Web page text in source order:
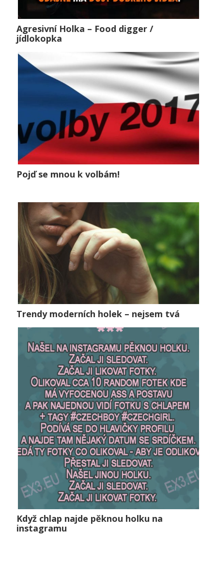
Agresivní Holka – Food digger / jídlokopka
Agresivní Holka – Food digger /
jídlokopka
0
Pojď se mnou k volbám!
Pojď se mnou k volbám!
0
Trendy moderních holek – nejsem tvá
Trendy moderních holek – nejsem tvá
Když chlap najde pěknou holku na instagramu
Když chlap najde pěknou holku na
instagramu